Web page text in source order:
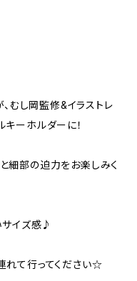
むし岡監修&イラストレ
キーホルダーに！
細部の迫力をお楽しみく
サイズ感♪
れて行ってください☆